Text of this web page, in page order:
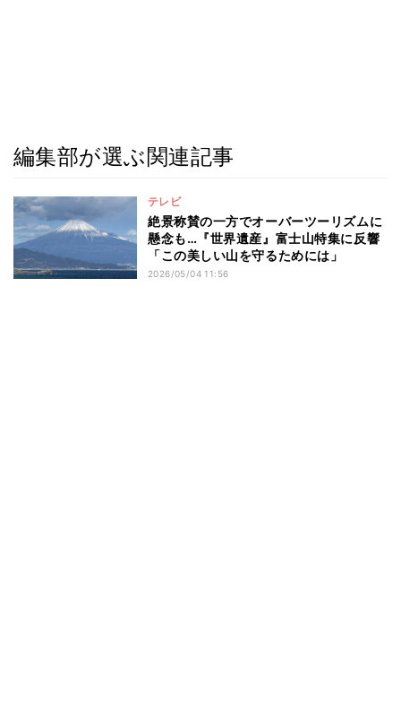
編集部が選ぶ関連記事
テレビ
絶景称賛の一方でオーバーツーリズムに
懸念も…『世界遺産』富士山特集に反響
「この美しい山を守るためには」
2026/05/04 11:56